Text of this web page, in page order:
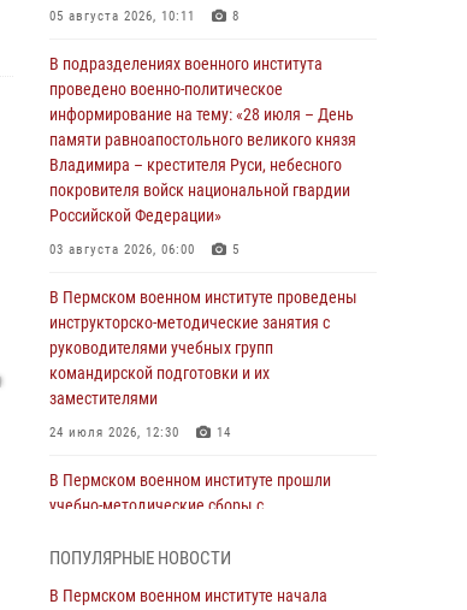
05 августа 2026, 10:11 8
В подразделениях военного института
проведено военно-политическое
информирование на тему: «28 июля – День
памяти равноапостольного великого князя
Владимира – крестителя Руси, небесного
покровителя войск национальной гвардии
Российской Федерации»
03 августа 2026, 06:00 5
В Пермском военном институте проведены
инструкторско-методические занятия с
руководителями учебных групп
командирской подготовки и их
заместителями
24 июля 2026, 12:30 14
В Пермском военном институте прошли
учебно-методические сборы с
подготовки
23 июля 2026, 12:00 12
ПОПУЛЯРНЫЕ НОВОСТИ
В Пермском военном институте начала